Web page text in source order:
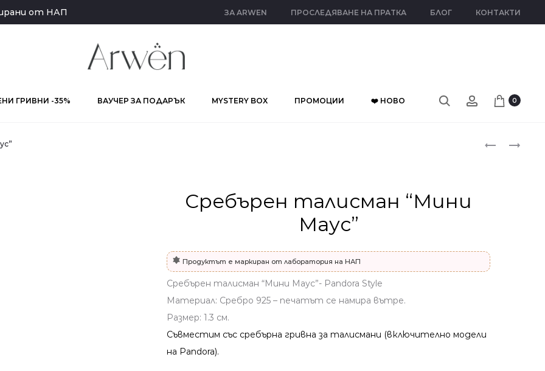
от НАП ЗА ARWEN ПРОСЛЕДЯВАНЕ НА ПРАТКА БЛОГ КОНТАКТИ
ГРИВНИ -35% ВАУЧЕР ЗА ПОДАРЪК MYSTERY BOX ПРОМОЦИИ ❤️ НОВО 0
СРЕБЪРНИ
СРЕБЪРЕН
Сребърен талисман “Мини
Маус”
Продуктът е маркиран от лаборатория на НАП
Сребърен талисман “Мини Маус”- Pandora Style
Материал: Сребро 925 – печатът се намира вътре.
Размер: 1.3 см.
Съвместим със сребърна гривна за талисмани (включително модели
на Pandora).